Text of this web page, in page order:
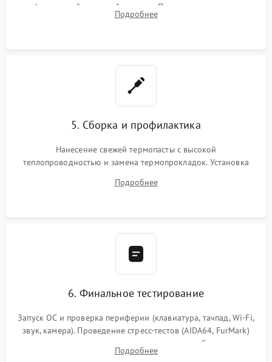
инфракрасной паяльной станции. Прошивка микросхемы
BIOS или замена поврежденных портов USB
Подробнее
5. Сборка и профилактика
Нанесение свежей термопасты с высокой
теплопроводностью и замена термопрокладок. Установка
шлейфов, модулей памяти и накопителей. Предварительная
Подробнее
6. Финальное тестирование
Запуск ОС и проверка периферии (клавиатура, тачпад, Wi-Fi,
звук, камера). Проведение стресс-тестов (AIDA64, FurMark)
для контроля температурного режима и стабильности
системы под пиковой нагрузкой.
Подробнее